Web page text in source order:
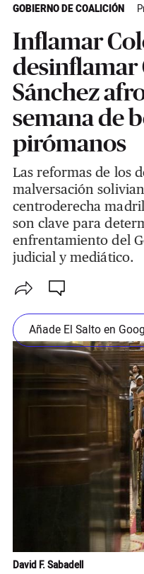
GOBIERNO DE COALICIÓN
Inflamar
desinflamar
Sánchez
semana de
pirómanos
Las reformas de los
malversación
centroderecha
son clave para
enfrentamiento del
judicial y mediático.
Añade El Salto en
David F. Sabadell